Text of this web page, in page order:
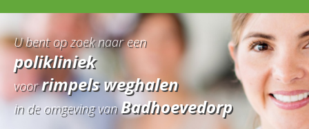
U bent op zoek naar een
polikliniek
voorrimpels weghalen
in de omgeving vanBadhoevedorp